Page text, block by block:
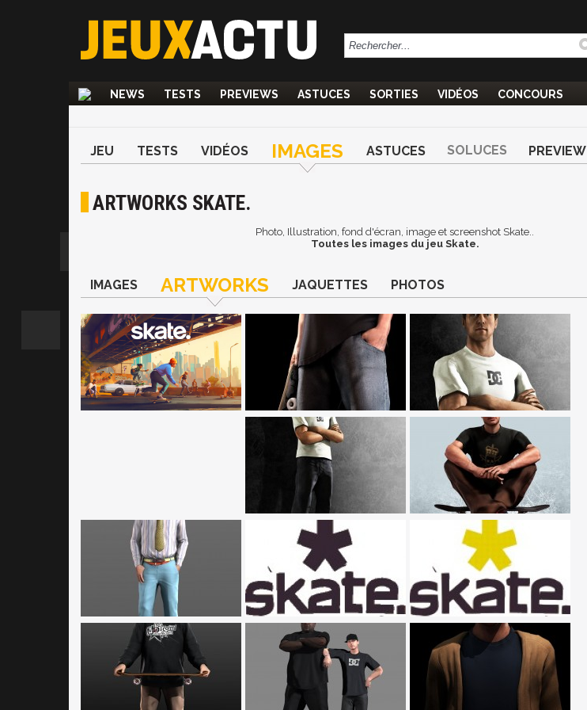
NEWS TESTS PREVIEWS ASTUCES SORTIES VIDÉOS CONCOURS
JEU TESTS VIDÉOS IMAGES ASTUCES SOLUCES PREVIEW
ARTWORKS SKATE.
Photo, Illustration, fond d'écran, image et screenshot Skate..
Toutes les images du jeu Skate.
IMAGES ARTWORKS JAQUETTES PHOTOS